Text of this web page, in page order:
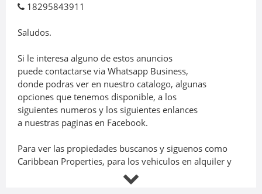
18295843911
Saludos.
Si le interesa alguno de estos anuncios
puede contactarse via Whatsapp Business,
donde podras ver en nuestro catalogo, algunas
opciones que tenemos disponible, a los
siguientes numeros y los siguientes enlances
a nuestras paginas en Facebook.
Para ver las propiedades buscanos y siguenos como
Caribbean Properties, para los vehiculos en alquiler y
venta como Luxury Rent and Sales Cars y como
PrestamosyFinanciamientos para los servicios